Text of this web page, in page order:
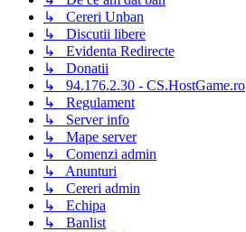
↳ Cereri Unban
↳ Discutii libere
↳ Evidenta Redirecte
↳ Donatii
↳ 94.176.2.30 - CS.HostGame.ro
↳ Regulament
↳ Server info
↳ Mape server
↳ Comenzi admin
↳ Anunturi
↳ Cereri admin
↳ Echipa
↳ Banlist